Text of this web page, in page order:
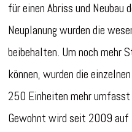
für einen Abriss und Neubau
Neuplanung wurden die
beibehalten. Um noch mehr
können, wurden die
250 Einheiten mehr
Gewohnt wird seit 2009